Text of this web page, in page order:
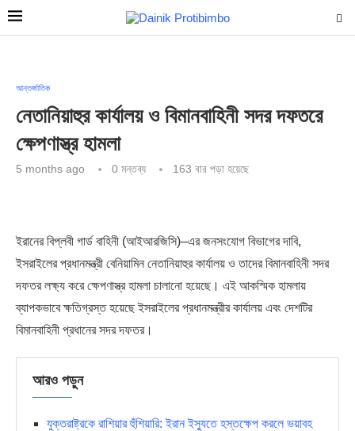
আন্তর্জাতিক
নেতানিয়াহুর কার্যালয় ও বিমানবাহিনী সদর দফতরে
ক্ষেপণাস্ত্র হামলা
5 months ago 0 মন্তব্য 163 বার পড়া হয়েছে
ইরানের বিপ্লবী গার্ড বাহিনী (আইআরজিসি)–এর জনসংযোগ বিভাগের দাবি,
ইসরাইলের প্রধানমন্ত্রী বেনিয়ামিন নেতানিয়াহুর কার্যালয় ও তাদের বিমানবাহিনী সদর
দফতর লক্ষ্য করে ক্ষেপণাস্ত্র হামলা চালানো হয়েছে। এই আকস্মিক হামলায়
ব্যাপকভাবে ক্ষতিগ্রস্ত হয়েছে ইসরাইলের প্রধানমন্ত্রীর কার্যালয় এবং দেশটির
বিমানবাহিনী প্রধানের সদর দফতর।
আরও পড়ুন
যুক্তরাষ্ট্রকে রাশিয়ার হুঁশিয়ারি: ইরান ইস্যুতে হস্তক্ষেপ করলে ভয়াবহ